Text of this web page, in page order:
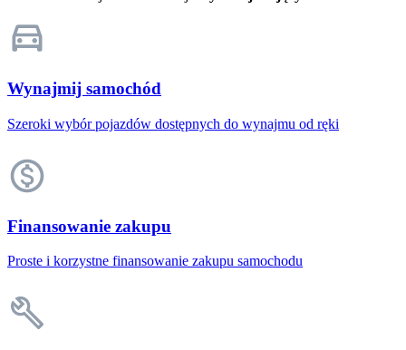
Wynajmij samochód
Szeroki wybór pojazdów dostępnych do wynajmu od ręki
Finansowanie zakupu
Proste i korzystne finansowanie zakupu samochodu